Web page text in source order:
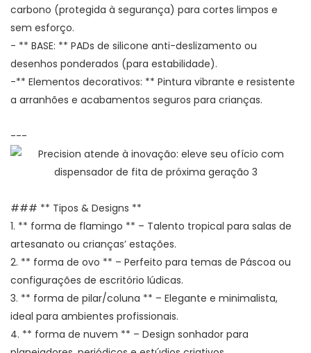
carbono (protegida à segurança) para cortes limpos e
sem esforço.
- ** BASE: ** PADs de silicone anti-deslizamento ou
desenhos ponderados (para estabilidade).
-** Elementos decorativos: ** Pintura vibrante e resistente
a arranhões e acabamentos seguros para crianças.
---
### ** Tipos & Designs **
1. ** forma de flamingo ** – Talento tropical para salas de
artesanato ou crianças’ estações.
2. ** forma de ovo ** – Perfeito para temas de Páscoa ou
configurações de escritório lúdicas.
3. ** forma de pilar/coluna ** – Elegante e minimalista,
ideal para ambientes profissionais.
4. ** forma de nuvem ** – Design sonhador para